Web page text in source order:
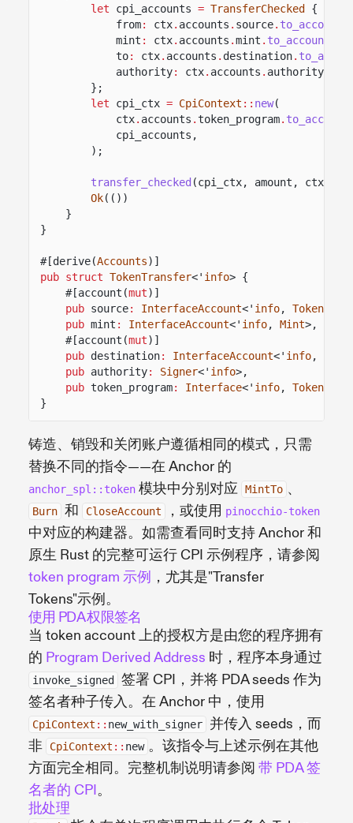
let
cpi_accounts = TransferChecked
{
from: ctx. accounts . source.
mint : ctx. accounts .mint .
to: ctx. accounts . destination.
authority: ctx. accounts . authority
};
let
cpi_ctx = CpiContext :: new(
ctx. accounts .token_program.
cpi_accounts,
);
transfer_checked (cpi_ctx, amount, ctx
Ok(())
}
}
#[derive(Accounts)]
pub struct TokenTransfer<' info> {
#[account(mut)]
pub source: InterfaceAccount<' info,
pub mint : InterfaceAccount<' info, Mint>,
#[account(mut)]
pub destination: InterfaceAccount<' info,
pub authority: Signer<' info>,
pub token_program: Interface<' info,
}
铸造、销毁和关闭账户遵循相同的模式，只需
替换不同的指令——在 Anchor 的
anchor_spl::token 模块中分别对应 MintTo 、
Burn 和 CloseAccount ，或使用 pinocchio-token
中对应的构建器。如需查看同时支持 Anchor 和
原生 Rust 的完整可运行 CPI 示例程序，请参阅
token program 示例 ，尤其是"Transfer
Tokens"示例。
使用 PDA 权限签名
当 token account 上的授权方是由您的程序拥有
的 Program Derived Address 时，程序本身通过
invoke_signed
签署 CPI，并将 PDA seeds 作为
签名者种子传入。在 Anchor 中，使用
CpiContext :: new_with_signer
并传入 seeds，而
非
CpiContext :: new 。该指令与上述示例在其他
方面完全相同。完整机制说明请参阅 带 PDA 签
名者的 CPI。
批处理